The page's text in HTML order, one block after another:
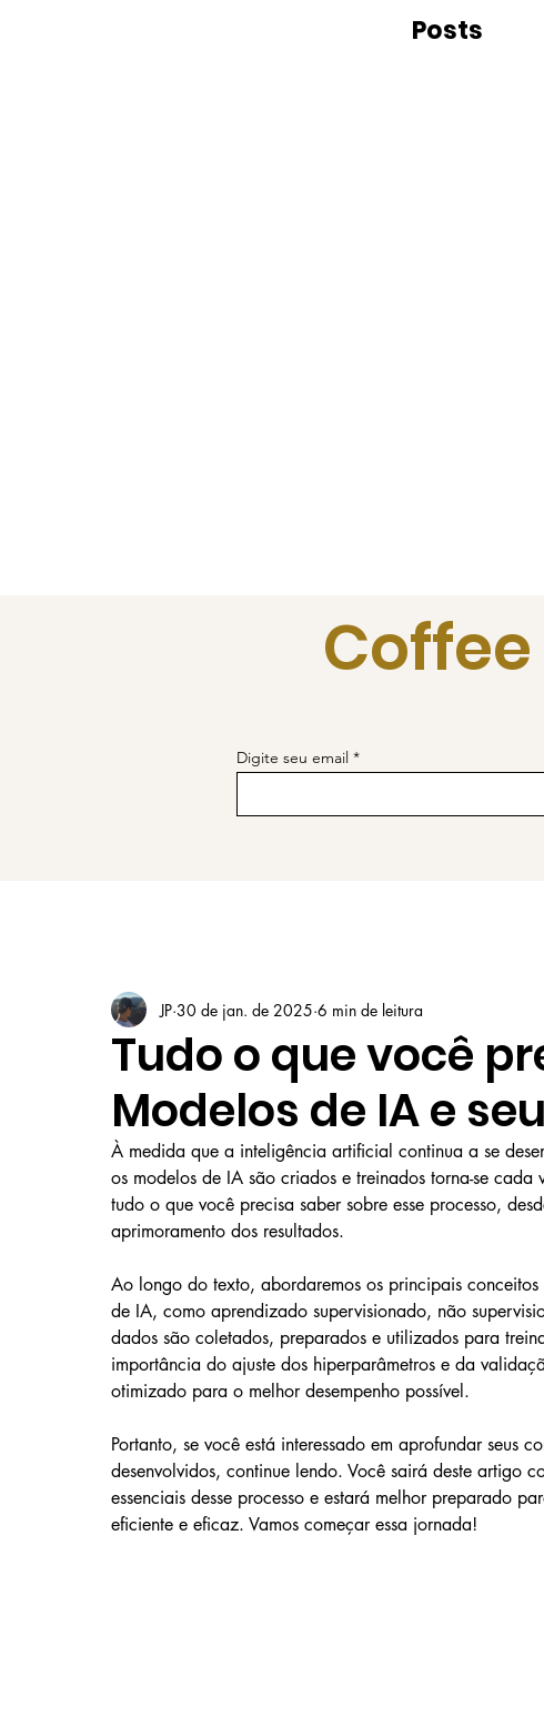
Posts
Digite seu email
Tudo o que você
Modelos de IA e
JP 30 de jan. de 2025 6 min de leitura
À medida que a inteligência artificial continua a se
os modelos de IA são criados e treinados torna-se
tudo o que você precisa saber sobre esse processo,
aprimoramento dos resultados.
Ao longo do texto, abordaremos os principais
de IA, como aprendizado supervisionado, não
dados são coletados, preparados e utilizados para
importância do ajuste dos hiperparâmetros e da
otimizado para o melhor desempenho possível.
Portanto, se você está interessado em aprofundar seus
desenvolvidos, continue lendo. Você sairá deste artigo
essenciais desse processo e estará melhor preparado
eficiente e eficaz. Vamos começar essa jornada!